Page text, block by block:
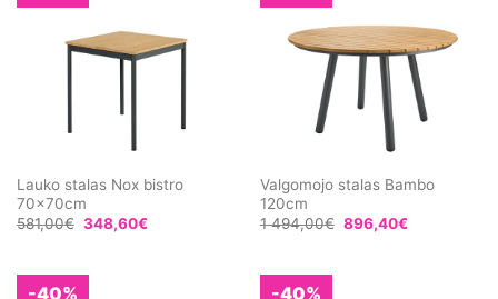
Lauko stalas Nox bistro
70x70cm
581,00€ 348,60€
Valgomojo stalas Bambo
120cm
1 494,00€ 896,40€
-40% -40%